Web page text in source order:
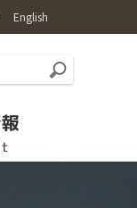
English